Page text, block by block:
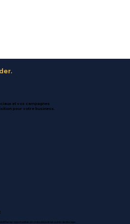
et vos campagnes
pour votre business.
les opportunités de croissance et les points de blocage.